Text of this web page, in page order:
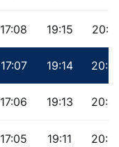
17:08 19:15
17:07 19:14
17:06 19:13
17:05 19:11